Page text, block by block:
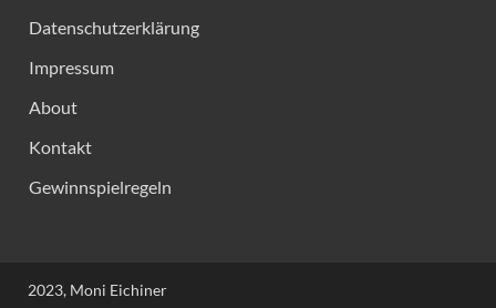
Datenschutzerklärung
Impressum
About
Kontakt
Gewinnspielregeln
2023, Moni Eichiner